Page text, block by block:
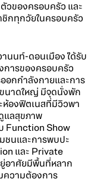
วของครอบครัว และ
ชิกทุกวัยในครอบครัว
านนท์-ดอนเมือง ได้รับ
ารของครอบครัว
อกกำลังกายและการ
นาดใหญ่ มีจุดนั่งพัก
ห้องฟิตเนสที่มีวิวพา
แลสุขภาพ
Function Show
ชนและการพบปะ
และ Private
อาศัยมีพื้นที่หลาก
ความต้องการ